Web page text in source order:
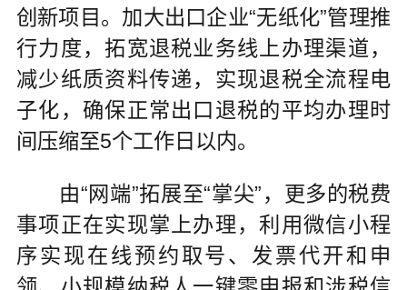
创新项目。加大出口企业“无纸化”管理推
行力度，拓宽退税业务线上办理渠道，
减少纸质资料传递，实现退税全流程电
子化，确保正常出口退税的平均办理时
间压缩至5个工作日以内。
由“网端”拓展至“掌尖”，更多的税费
事项正在实现掌上办理，利用微信小程
序实现在线预约取号、发票代开和申